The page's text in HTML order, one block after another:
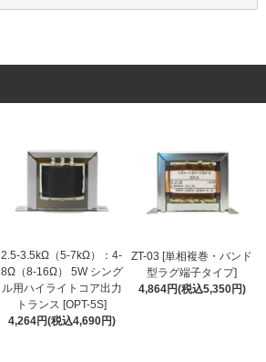
2.5-3.5kΩ（5-7kΩ）：4-
8Ω（8-16Ω） 5W シング
ル用ハイライトコア出力
トランス [OPT-5S]
4,264円(税込4,690円)
ZT-03 [単相複巻・バンド
型ラグ端子タイプ]
4,864円(税込5,350円)